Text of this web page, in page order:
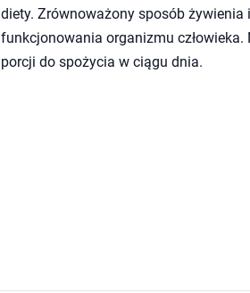
diety. Zrównoważony sposób
funkcjonowania organizmu
porcji do spożycia w ciągu dnia.